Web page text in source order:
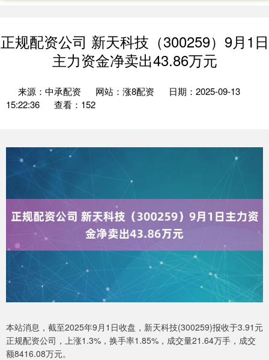
正规配资公司 新天科技（300259）9月1日
主力资金净卖出43.86万元
来源：中承配资 网站：涨8配资
日期：2025-09-13
15:22:36
查看：152
本站消息，截至2025年9月1日收盘，新天科技(300259)报收于3.91元
正规配资公司，上涨1.3%，换手率1.85%，成交量21.64万手，成交
额8416.08万元。